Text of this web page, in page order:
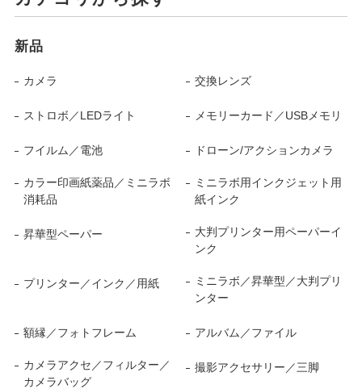
新品
カメラ 交換レンズ
ストロボ／LEDライト メモリーカード／USBメモリ
フイルム／電池 ドローン/アクションカメラ
カラー印画紙薬品／ミニラボ
消耗品
ミニラボ用インクジェット用
紙インク
昇華型ペーパー
大判プリンター用ペーパーイ
ンク
プリンター／インク／用紙
ミニラボ／昇華型／大判プリ
ンター
額縁／フォトフレーム アルバム／ファイル
カメラアクセ／フィルター／
カメラバッグ
撮影アクセサリー／三脚